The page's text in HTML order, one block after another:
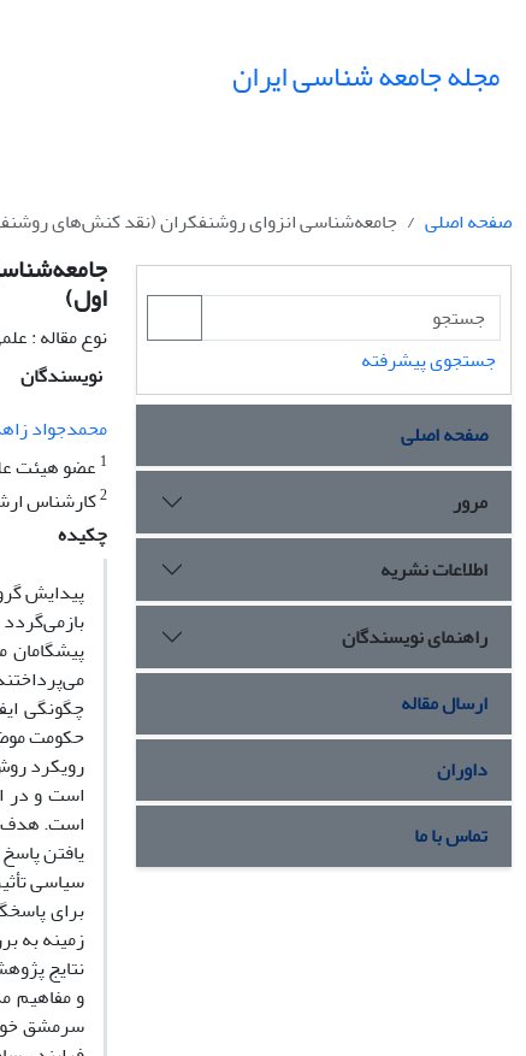
مجله جامعه شناسی ایران
صفحه اصلی جامعه‌شناسی انزوای روشنفکران (نقد کنش‌های
اول)
نوع مقاله :
نویسندگان
محمدجواد
1 عضو هیئت
2کارشناس
چکیده
پیدایش
پیشگامان
چگونگی
حکومت
رویکرد
است و در
است. هدف
یافتن
سیاسی
برای
زمینه به
نتایج
و مفاهیم
سرمشق
جستجوی پیشرفته
صفحه اصلی
مرور
اطلاعات نشریه
راهنمای نویسندگان
ارسال مقاله
داوران
تماس با ما